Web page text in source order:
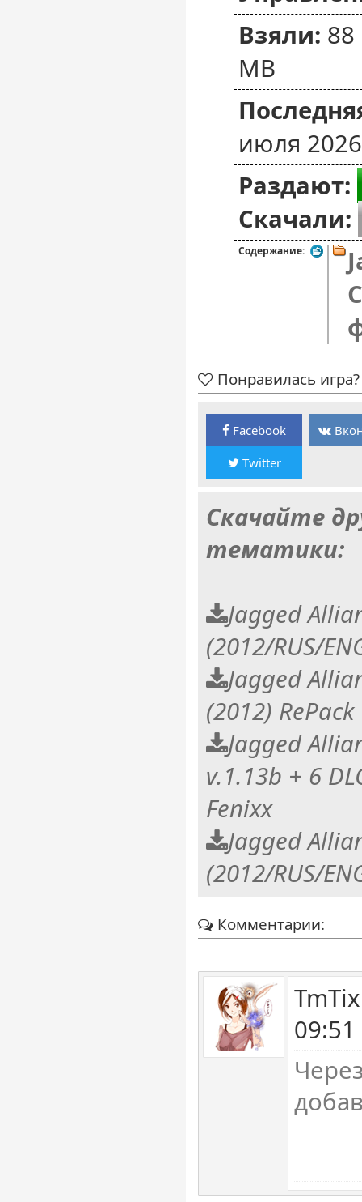
Взяли:
MB
июля
Раздают:
Скачали:
Содержание:
Понравилась
Facebook
Twitter
Скачайте
тематики:
Jagged
(2012/RUS/
Jagged
(2012)
Jagged
v.1.13b + 6
Fenixx
Jagged
(2012/RUS/
Комментарии: